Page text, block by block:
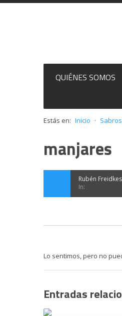
QUIÉNES SOMOS
Estás en: Inicio ·
manjares
Rubén
In:
Lo sentimos, pero no
Entradas